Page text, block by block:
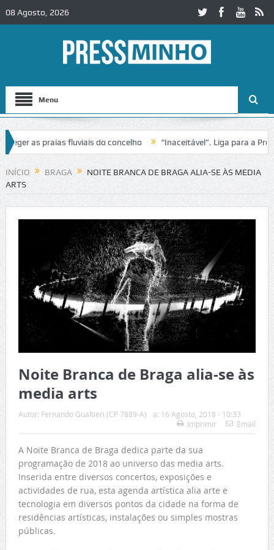
08 Agosto, 2026
Menu
as praias fluviais do concelho “Inaceitável”. Liga para a
de trânsito no IC2 em Alcobaça Igreja do Castelo de
INÍCIO BRAGA
NOITE BRANCA DE BRAGA ALIA-SE ÀS MEDIA
ARTS
Noite Branca de Braga alia-se às
media arts
Autor: Fernando Gualtieri (CP 7889-A) a: 16 Agosto, 2018 - 10:33
Imprimir
Email
A Noite Branca de Braga dedica parte da sua
programação de 2018 ao universo das media arts.
Inserida entre diversos concertos, exposições e
actividades de rua, esta agenda artística alia arte e
tecnologia em diversos pontos da cidade na forma de
residências artísticas, instalações ou simples mostras
públicas.